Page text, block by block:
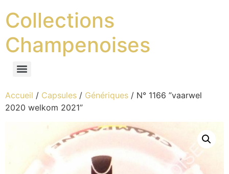
Collections
Champenoises
Accueil / Capsules / Génériques / N° 1166 ”vaarwel
2020 welkom 2021”